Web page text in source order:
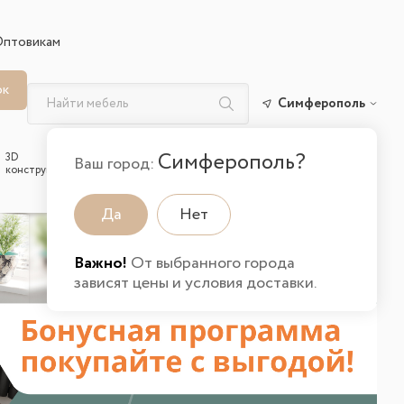
Симферополь
Ваш город: Симферополь?
Да Нет
Важно! От выбранного города
зависят цены и условия доставки.
3D
конструктор
регистрация
Избранные
товары